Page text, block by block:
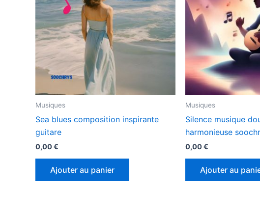
Musiques
Sea blues composition inspirante
guitare
0,00€
Ajouter au panier
Musiques
Silence musique
harmonieuse
0,00€
Ajouter au